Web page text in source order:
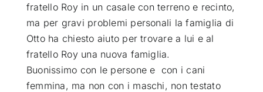
fratello Roy in un casale con terreno e recinto,
ma per gravi problemi personali la famiglia di
Otto ha chiesto aiuto per trovare a lui e al
fratello Roy una nuova famiglia.
Buonissimo con le persone e con i cani
femmina, ma non con i maschi, non testato